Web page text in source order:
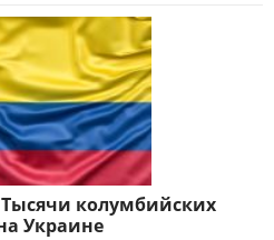
колумбийских
Украине